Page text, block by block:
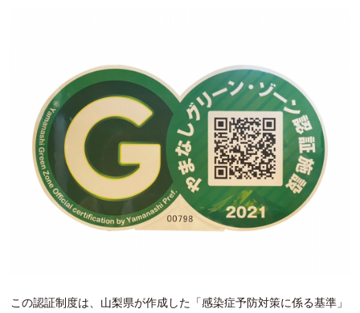
この認証制度は、山梨県が作成した「感染症予防対策に係る基準」